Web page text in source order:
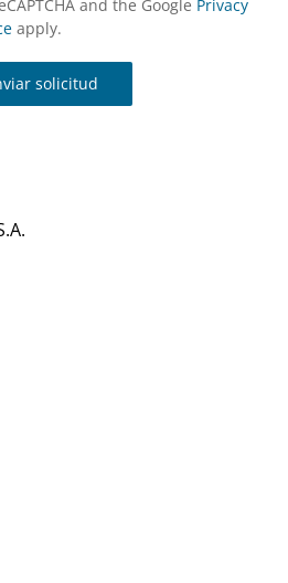
and the Google Privacy
apply.
solicitud